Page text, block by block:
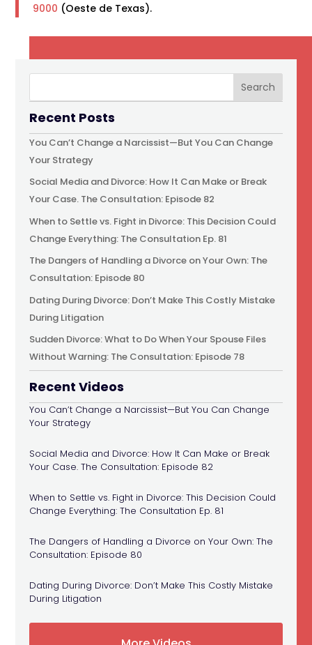
9000 (Oeste de Texas).
Recent Posts
You Can’t Change a Narcissist—But You Can Change
Your Strategy
Social Media and Divorce: How It Can Make or Break
Your Case. The Consultation: Episode 82
When to Settle vs. Fight in Divorce: This Decision Could
Change Everything: The Consultation Ep. 81
The Dangers of Handling a Divorce on Your Own: The
Consultation: Episode 80
Dating During Divorce: Don’t Make This Costly Mistake
During Litigation
Sudden Divorce: What to Do When Your Spouse Files
Without Warning: The Consultation: Episode 78
Recent Videos
You Can’t Change a Narcissist—But You Can Change
Your Strategy
Social Media and Divorce: How It Can Make or Break
Your Case. The Consultation: Episode 82
When to Settle vs. Fight in Divorce: This Decision Could
Change Everything: The Consultation Ep. 81
The Dangers of Handling a Divorce on Your Own: The
Consultation: Episode 80
Dating During Divorce: Don’t Make This Costly Mistake
During Litigation